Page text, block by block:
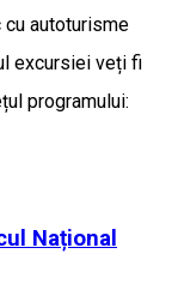
autoturisme
excursiei veți fi
programului:
Național